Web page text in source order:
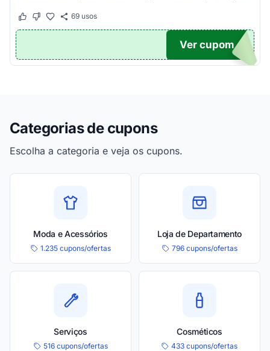
Este cupom funcionou
Este cupom não funcionou
69usos
TICO
Ver cupom
Categorias de cupons
Escolha a categoria e veja os cupons.
Moda e Acessórios
1.235 cupons/ofertas
Loja de Departamento
796 cupons/ofertas
Serviços
516 cupons/ofertas
Cosméticos
433 cupons/ofertas